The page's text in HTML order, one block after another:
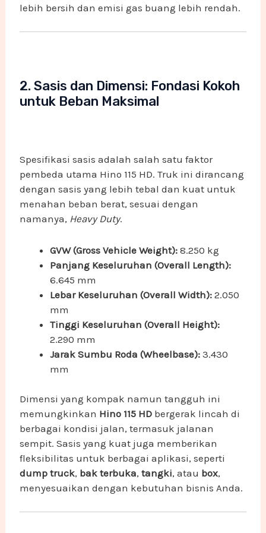
lebih bersih dan emisi gas buang lebih rendah.
2. Sasis dan Dimensi: Fondasi Kokoh
untuk Beban Maksimal
Spesifikasi sasis adalah salah satu faktor
pembeda utama Hino 115 HD. Truk ini dirancang
dengan sasis yang lebih tebal dan kuat untuk
menahan beban berat, sesuai dengan
namanya, Heavy Duty.
GVW (Gross Vehicle Weight): 8.250 kg
Panjang Keseluruhan (Overall Length):
6.645 mm
Lebar Keseluruhan (Overall Width): 2.050
mm
Tinggi Keseluruhan (Overall Height):
2.290 mm
Jarak Sumbu Roda (Wheelbase): 3.430
mm
Dimensi yang kompak namun tangguh ini
memungkinkan Hino 115 HD bergerak lincah di
berbagai kondisi jalan, termasuk jalanan
sempit. Sasis yang kuat juga memberikan
fleksibilitas untuk berbagai aplikasi, seperti
dump truck, bak terbuka,tangki, atau box,
menyesuaikan dengan kebutuhan bisnis Anda.